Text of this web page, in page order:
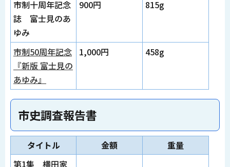
市制十周年記念
誌 富士見のあ
ゆみ
900円 815g
市制50周年記念
『新版 富士見の
あゆみ』
1,000円 458g
市史調査報告書
タイトル 金額
重量
第1集 横田家